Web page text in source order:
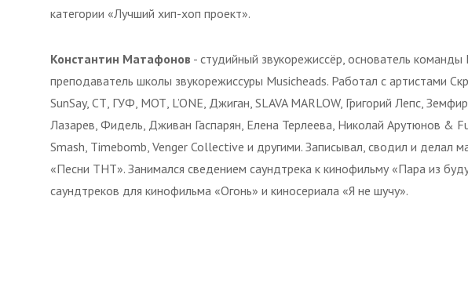
категории «Лучший хип-хоп проект».
Константин Матафонов - студийный звукорежиссёр, основатель команды
преподаватель школы звукорежиссуры Musicheads. Работал с артистами
SunSay, СТ, ГУФ, МОТ, L’ONE, Джиган, SLAVA MARLOW, Григорий Лепс,
Лазарев, Фидель, Дживан Гаспарян, Елена Терлеева, Николай Арутюнов &
Smash, Timebomb, Venger Collective и другими. Записывал, сводил и делал
«Песни ТНТ». Занимался сведением саундтрека к кинофильму «Пара из
саундтреков для кинофильма «Огонь» и киносериала «Я не шучу».